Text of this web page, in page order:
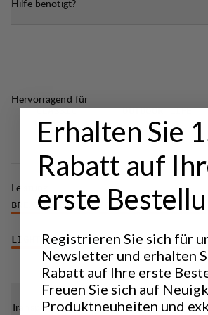
Shirt ist pflegeleicht, schnell
auf der Haut und erhöht den
Hilfe benötigt?
Hervorragend für
TREKKING
Leistung
BREATHABILITY 4/6
LIGHTWEIGHT 4/6
Transparenz
Erhalten Sie
Rabatt auf
erste
Registrieren Sie sich für
Newsletter und erhalten
Rabatt auf Ihre erste
Freuen Sie sich auf
Produktneuheiten und